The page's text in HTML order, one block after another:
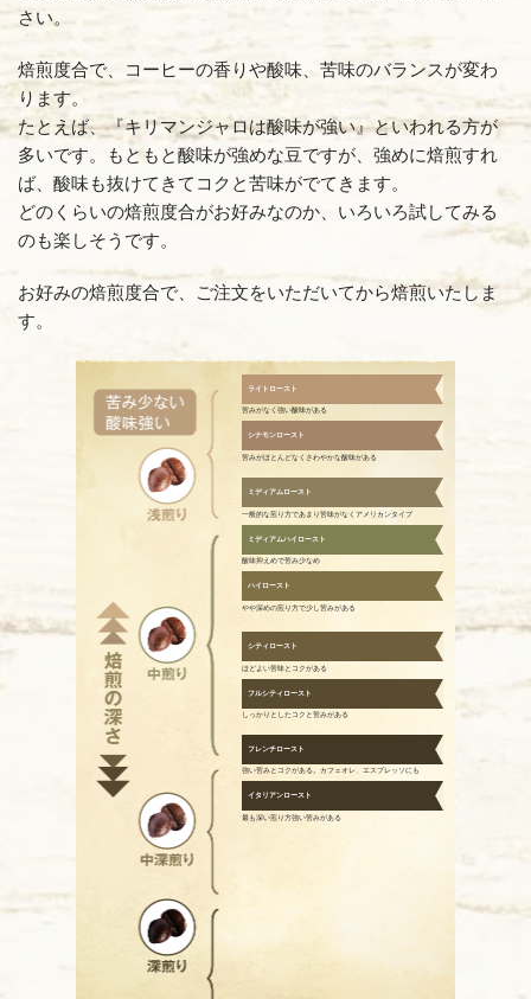
さい。
焙煎度合で、コーヒーの香りや酸味、苦味のバランスが変わ
ります。
たとえば、『キリマンジャロは酸味が強い』といわれる方が
多いです。もともと酸味が強めな豆ですが、強めに焙煎すれ
ば、酸味も抜けてきてコクと苦味がでてきます。
どのくらいの焙煎度合がお好みなのか、いろいろ試してみる
のも楽しそうです。
お好みの焙煎度合で、ご注文をいただいてから焙煎いたしま
す。